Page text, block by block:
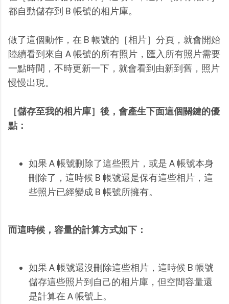
都自動儲存到 B 帳號的相片庫。
做了這個動作，在 B 帳號的［相片］分頁，就會開始
陸續看到來自 A 帳號的所有照片，匯入所有照片需要
一點時間，不時更新一下，就會看到由新到舊，照片
慢慢出現。
［儲存至我的相片庫］後，會產生下面這個關鍵的優
點：
如果 A 帳號刪除了這些照片，或是 A 帳號本身
刪除了，這時候 B 帳號還是保有這些相片，這
些照片已經變成 B 帳號所擁有。
而這時候，容量的計算方式如下：
如果 A 帳號還沒刪除這些相片，這時候 B 帳號
儲存這些照片到自己的相片庫，但空間容量還
是計算在 A 帳號上。